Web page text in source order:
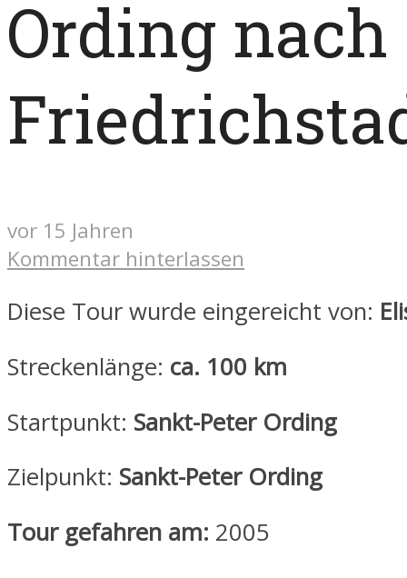
Ording nach
vor 15 Jahren
Kommentar hinterlassen
Diese Tour wurde eingereicht von:
Streckenlänge: ca. 100 km
Startpunkt: Sankt-Peter Ording
Zielpunkt: Sankt-Peter Ording
Tour gefahren am: 2005